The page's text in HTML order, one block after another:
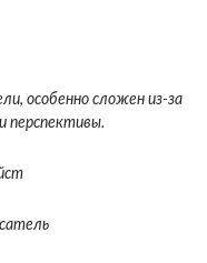
особенно сложен из-за
перспективы.